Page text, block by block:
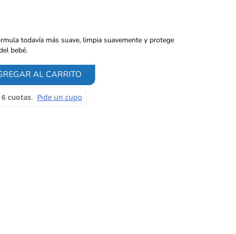
todavía más suave, limpia suavemente y protege
bebé.
AL CARRITO